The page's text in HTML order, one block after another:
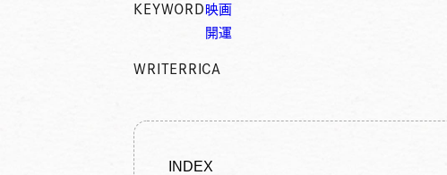
KEYWORD 映画
開運
WRITER RICA
INDEX